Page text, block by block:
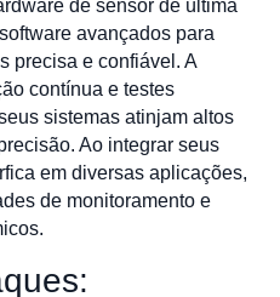
de sensor de última
avançados para
precisa e confiável. A
contínua e testes
sistemas atinjam altos
Ao integrar seus
em diversas aplicações,
de monitoramento e